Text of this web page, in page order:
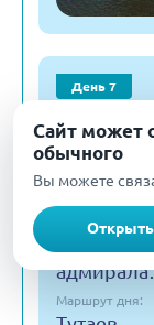
День 7
Тутаев
Описание:
1. «От
Маршрут дня:
Сайт может
обычного
Вы можете